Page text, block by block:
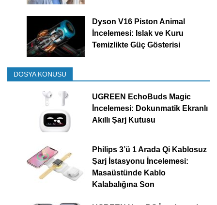
Dyson V16 Piston Animal
İncelemesi: Islak ve Kuru
Temizlikte Güç Gösterisi
DOSYA KONUSU
UGREEN EchoBuds Magic
İncelemesi: Dokunmatik Ekranlı
Akıllı Şarj Kutusu
Philips 3’ü 1 Arada Qi Kablosuz
Şarj İstasyonu İncelemesi:
Masaüstünde Kablo
Kalabalığına Son